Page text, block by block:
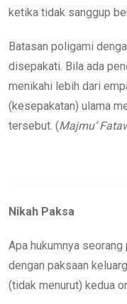
ketika tidak sanggup
Batasan poligami
disepakati. Bila ada
menikahi lebih dari
(kesepakatan) ulama
tersebut. (Majmu’
Nikah Paksa
Apa hukumnya
dengan paksaan
(tidak menurut) kedua